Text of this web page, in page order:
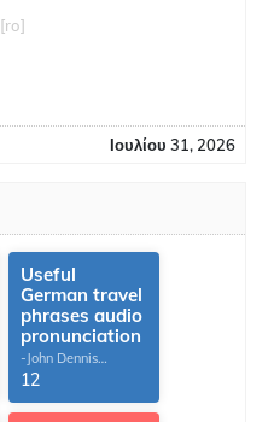
[ro]
Ιουλίου 31, 2026
Useful
German travel
phrases audio
pronunciation
-John Dennis
G.Thomas
12